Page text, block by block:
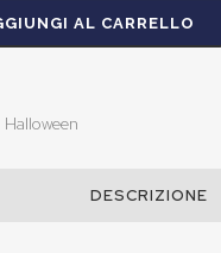
AL CARRELLO
Halloween
DESCRIZIONE